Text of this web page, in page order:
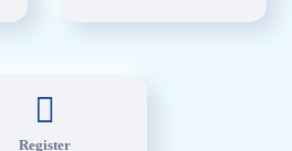
Register